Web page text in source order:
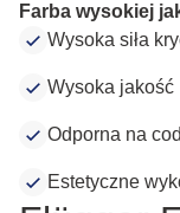
Farba wysokiej
Wysoka siła
Wysoka jakość
Odporna na
Estetyczne